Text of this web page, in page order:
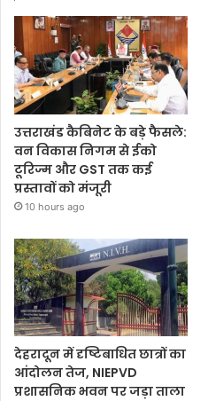
उत्तराखंड कैबिनेट के बड़े फैसले:
वन विकास निगम से ईको
टूरिज्म और GST तक कई
प्रस्तावों को मंजूरी
10 hours ago
देहरादून में दृष्टिबाधित छात्रों का
आंदोलन तेज, NIEPVD
प्रशासनिक भवन पर जड़ा ताला